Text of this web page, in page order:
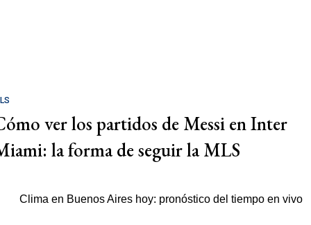
ver los partidos de Messi en Inter
la forma de seguir la MLS